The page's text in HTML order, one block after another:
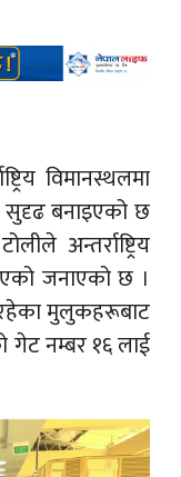
विमानस्थलमा
सुदृढ बनाइएको छ
अन्तर्राष्ट्रिय
जनाएको छ ।
मुलुकहरूबाट
गेट नम्बर १६ लाई